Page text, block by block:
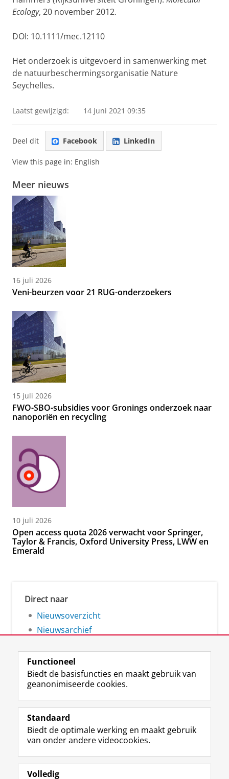
Ecology, 20 november 2012.
DOI: 10.1111/mec.12110
Het onderzoek is uitgevoerd in samenwerking met
de natuurbeschermingsorganisatie Nature
Seychelles.
Laatst gewijzigd: 14 juni 2021 09:35
Deel dit Facebook LinkedIn
View this page in: English
Meer nieuws
16 juli 2026
Veni-beurzen voor 21 RUG-onderzoekers
15 juli 2026
FWO-SBO-subsidies voor Gronings onderzoek naar
nanoporiën en recycling
10 juli 2026
Open access quota 2026 verwacht voor Springer,
Taylor & Francis, Oxford University Press, LWW en
Emerald
Direct naar
Nieuwsoverzicht
Nieuwsarchief
Volg de RUG
F
a
e
b
o
L
i
k
e
I
R
S
-
f
e
I
n
t
r
Y
o
T
e
Studiekiezers
Alumni
Functioneel
Biedt de basisfuncties en maakt gebruik van
geanonimiseerde cookies.
Standaard
Biedt de optimale werking en maakt gebruik
van onder andere videocookies.
Volledig